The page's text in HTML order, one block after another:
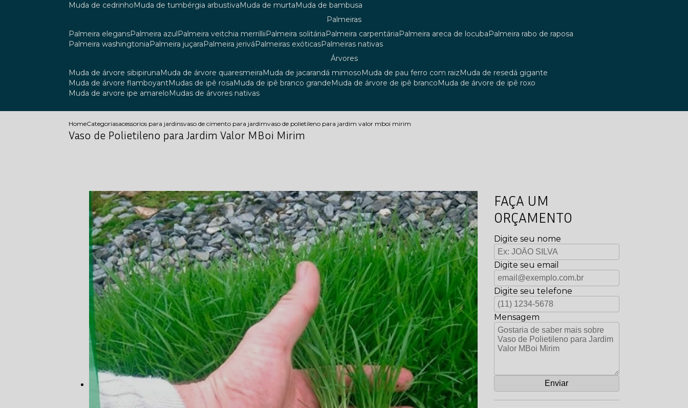
muda de cedrinho
muda de tumbérgia arbustiva muda de murta
muda de bambusa
palmeiras
palmeira elegans
palmeira azul palmeira veitchia merrillii palmeira solitária palmeira carpentária palmeira areca de locuba
palmeira rabo de raposa
palmeira washingtonia
palmeira juçara palmeira jerivá palmeiras exóticas
palmeiras nativas
árvores
muda de árvore sibipiruna
muda de árvore quaresmeira muda de jacarandá mimoso muda de pau ferro com raiz
muda de resedá gigante
muda de árvore flamboyant
mudas de ipê rosa muda de ipê branco grande muda de árvore de ipê branco
muda de árvore de ipê roxo
muda de arvore ipe amarelo
mudas de árvores nativas
HomeCategoriasacessorios para jardinsvaso de cimento para jardimvaso de polietileno para jardim valor mboi mirim
Vaso de Polietileno para Jardim Valor MBoi Mirim
FAÇA UM
ORÇAMENTO
Digite seu nome
Digite seu email
Digite seu telefone
Mensagem